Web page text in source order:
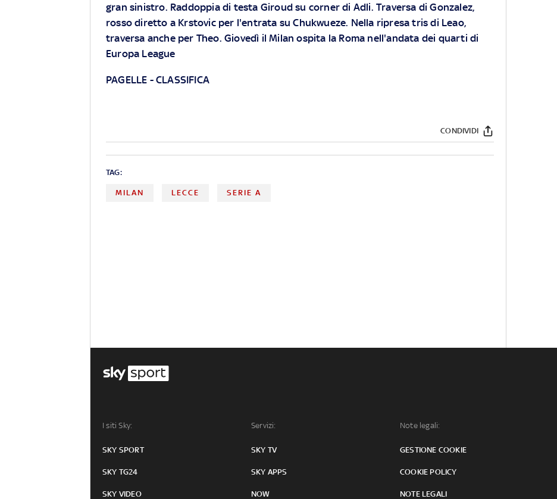
gran sinistro. Raddoppia di testa Giroud su corner di Adli. Traversa di Gonzalez,
rosso diretto a Krstovic per l'entrata su Chukwueze. Nella ripresa tris di Leao,
traversa anche per Theo. Giovedì il Milan ospita la Roma nell'andata dei quarti di
Europa League
PAGELLE -CLASSIFICA
CONDIVIDI
TAG:
MILAN LECCE SERIE A
I siti Sky:
SKY SPORT
SKY TG24
SKY VIDEO
Servizi:
SKY TV
SKY APPS
NOW
Note legali:
GESTIONE COOKIE
COOKIE POLICY
NOTE LEGALI